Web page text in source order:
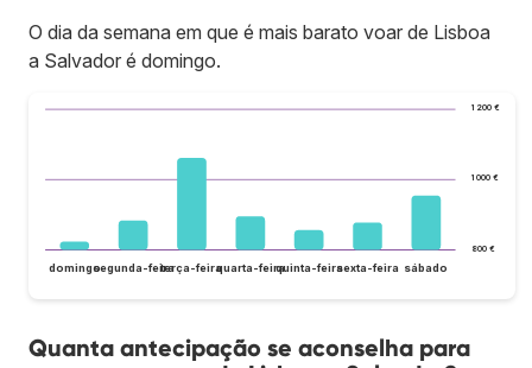
O dia da semana em que é mais barato voar de Lisboa
a Salvador é domingo.
800 €
1 000 €
1 200 €
domingosegunda-feiraterça-feiraquarta-feiraquinta-feirasexta-feira sábado
Quanta antecipação se aconselha para